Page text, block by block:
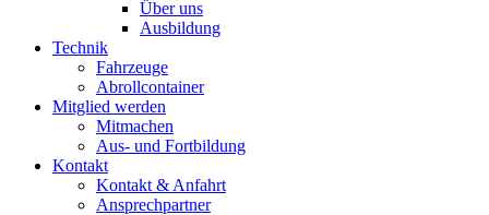
Über uns
Ausbildung
Technik
Fahrzeuge
Abrollcontainer
Mitglied werden
Mitmachen
Aus- und Fortbildung
Kontakt
Kontakt & Anfahrt
Ansprechpartner